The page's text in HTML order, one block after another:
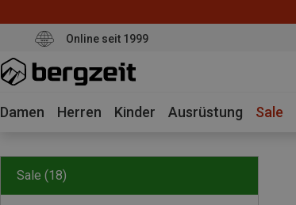
Online seit 1999
Damen Herren Kinder Ausrüstung Sale
Sale (18)